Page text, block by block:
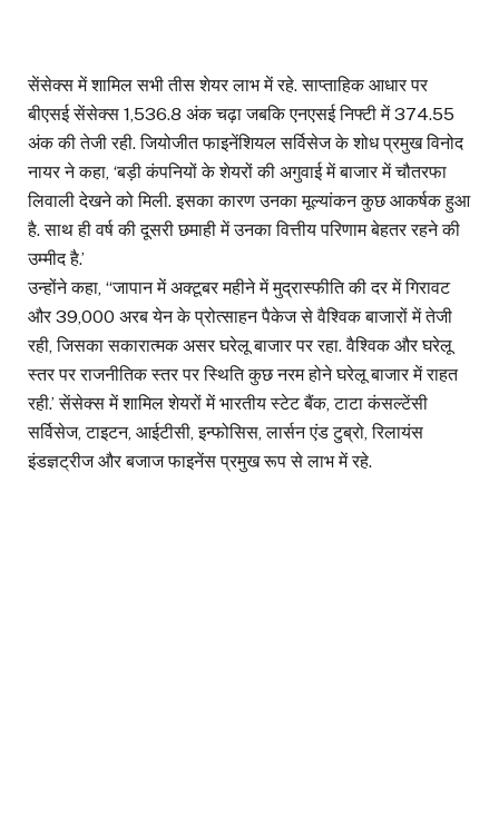
सेंसेक्स में शामिल सभी तीस शेयर लाभ में रहे. साप्ताहिक आधार पर
बीएसई सेंसेक्स 1,536.8 अंक चढ़ा जबकि एनएसई निफ्टी में 374.55
अंक की तेजी रही. जियोजीत फाइनेंशियल सर्विसेज के शोध प्रमुख विनोद
नायर ने कहा, ‘बड़ी कंपनियों के शेयरों की अगुवाई में बाजार में चौतरफा
लिवाली देखने को मिली. इसका कारण उनका मूल्यांकन कुछ आकर्षक हुआ
है. साथ ही वर्ष की दूसरी छमाही में उनका वित्तीय परिणाम बेहतर रहने की
उम्मीद है.’
उन्होंने कहा, ‘‘जापान में अक्टूबर महीने में मुद्रास्फीति की दर में गिरावट
और 39,000 अरब येन के प्रोत्साहन पैकेज से वैश्विक बाजारों में तेजी
रही, जिसका सकारात्मक असर घरेलू बाजार पर रहा. वैश्विक और घरेलू
स्तर पर राजनीतिक स्तर पर स्थिति कुछ नरम होने घरेलू बाजार में राहत
रही.’ सेंसेक्स में शामिल शेयरों में भारतीय स्टेट बैंक, टाटा कंसल्टेंसी
सर्विसेज, टाइटन, आईटीसी, इन्फोसिस, लार्सन एंड टुब्रो, रिलायंस
इंडज्ञट्रीज और बजाज फाइनेंस प्रमुख रूप से लाभ में रहे.